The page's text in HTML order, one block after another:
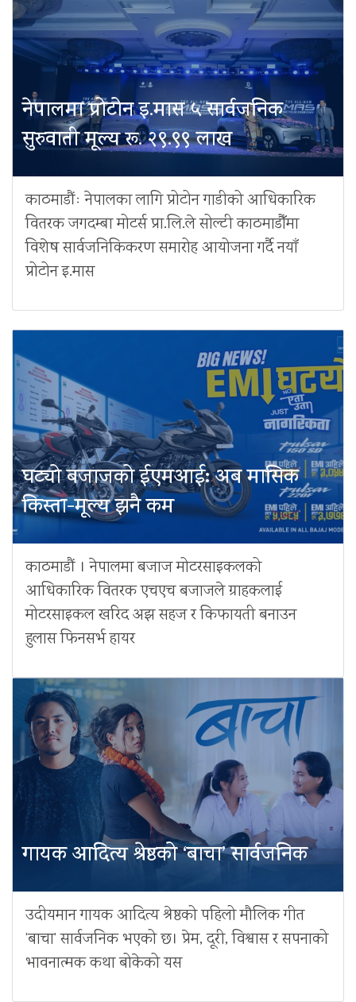
नेपालमा प्रोटोन इ.मास ५ सार्वजनिक
सुरुवाती मूल्य रू. २९.९९ लाख
काठमाडौंः नेपालका लागि प्रोटोन गाडीको आधिकारिक
वितरक जगदम्बा मोटर्स प्रा.लि.ले सोल्टी काठमाडौँमा
विशेष सार्वजनिकिकरण समारोह आयोजना गर्दै नयाँ
प्रोटोन इ.मास
घट्यो बजाजको ईएमआई: अब मासिक
किस्ता-मूल्य झनै कम
काठमाडौं । नेपालमा बजाज मोटरसाइकलको
आधिकारिक वितरक एचएच बजाजले ग्राहकलाई
मोटरसाइकल खरिद अझ सहज र किफायती बनाउन
हुलास फिनसर्भ हायर
गायक आदित्य श्रेष्ठको ‘बाचा’ सार्वजनिक
उदीयमान गायक आदित्य श्रेष्ठको पहिलो मौलिक गीत
‘बाचा’ सार्वजनिक भएको छ। प्रेम, दूरी, विश्वास र सपनाको
भावनात्मक कथा बोकेको यस